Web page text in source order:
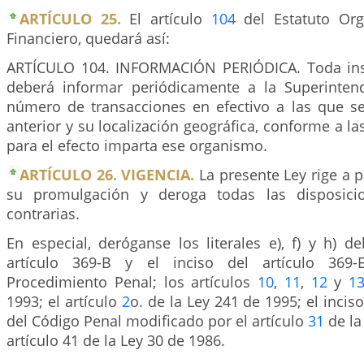
ARTÍCULO 25. El artículo 104del Estatuto
Financiero, quedará así:
ARTÍCULO 104. INFORMACIÓN PERIÓDICA. Toda
deberá informar periódicamente a la
número de transacciones en efectivo a las que
anterior y su localización geográfica, conforme a
para el efecto imparta ese organismo.
ARTÍCULO 26. VIGENCIA. La presente Ley rige a
su promulgación y deroga todas las
contrarias.
En especial, deróganse los literales e), f) y h)
artículo 369-B y el inciso del artículo 369-
Procedimiento Penal; los artículos 10, 11, 12y
1993; el artículo 2o. de la Ley 241 de 1995; el
del Código Penal modificado por el artículo 31 de
artículo 41 de la Ley 30 de 1986.